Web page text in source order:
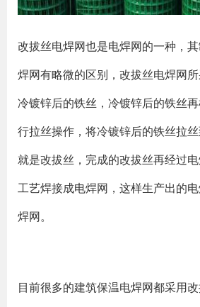
改拔丝电焊网也是电焊网的一种，
焊网有略微的区别，改拔丝电焊网
冷镀锌后的铁丝，冷镀锌后的铁丝
行拉丝操作，将冷镀锌后的铁丝拉
就是改拔丝，完成的改拔丝再经过
工艺焊接成电焊网，这样生产出的
焊网。
目前很多的建筑保温电焊网都采用